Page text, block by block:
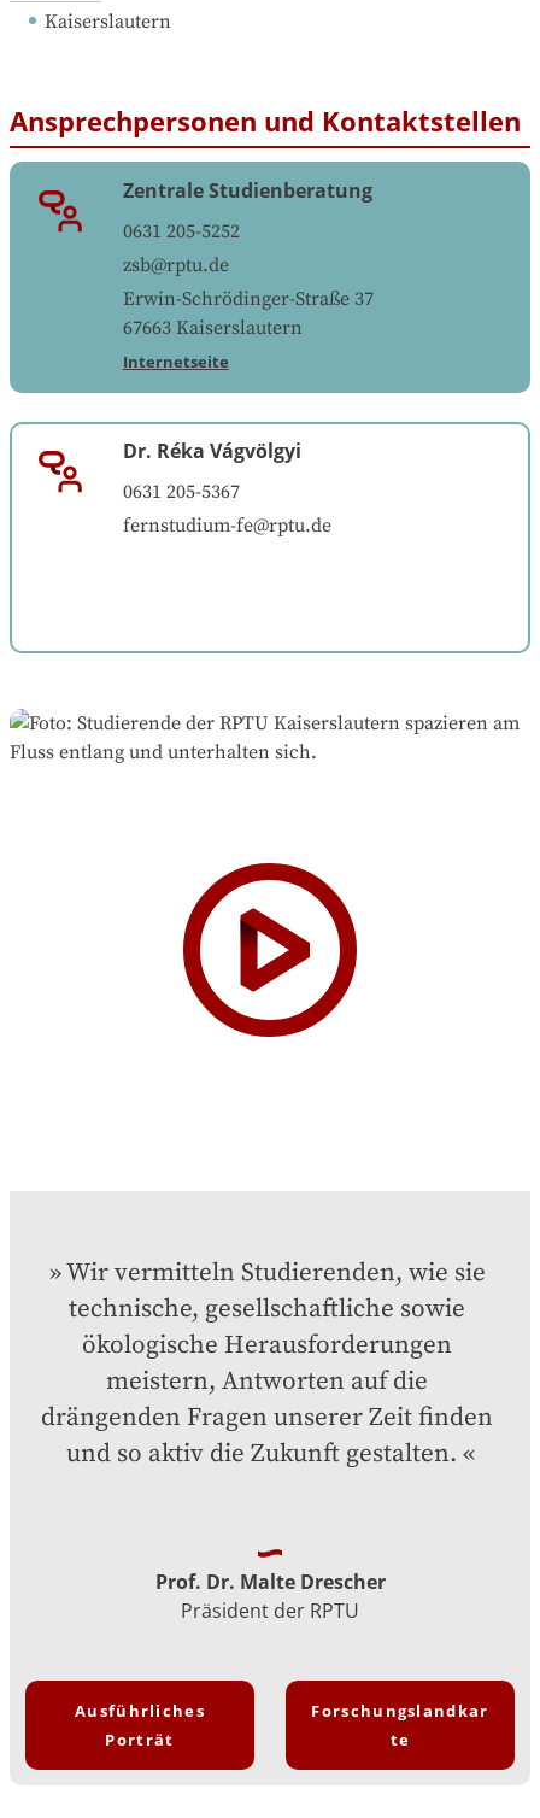
Kaiserslautern
Ansprechpersonen und Kontaktstellen
Zentrale Studienberatung
0631 205-5252
zsb@rptu.de
Erwin-Schrödinger-Straße 37
67663 Kaiserslautern
Internetseite
Dr. Réka Vágvölgyi
0631 205-5367
fernstudium-fe@rptu.de
Wir vermitteln Studierenden, wie sie
technische, gesellschaftliche sowie
ökologische Herausforderungen
meistern, Antworten auf die
drängenden Fragen unserer Zeit finden
und so aktiv die Zukunft gestalten.
Prof. Dr. Malte Drescher
Präsident der RPTU
Ausführliches
Porträt
Forschungslandkar
te